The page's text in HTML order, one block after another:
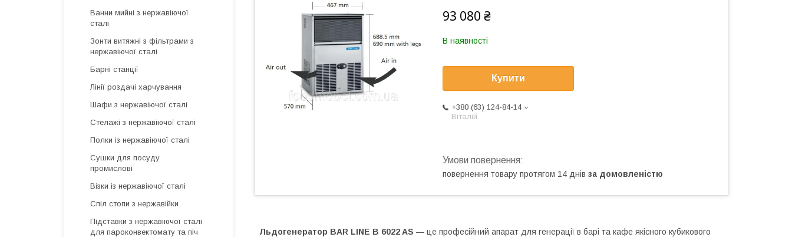
93 080 ₴
В наявності
Купити
+380 (63) 124-84-14
Віталій
повернення товару протягом 14 днів за домовленістю
Льдогенератор BAR LINE B 6022 AS — це професійний апарат для генерації в барі та кафе якісного кубикового
Ванни мийні з нержавіючої
сталі
Зонти витяжні з фільтрами з
нержавіючої сталі
Барні станції
Лінії роздачі харчування
Шафи з нержавіючої сталі
Стелажі з нержавіючої сталі
Полки із нержавіючої сталі
Сушки для посуду
промислові
Візки із нержавіючої сталі
Спіл стопи з нержавійки
Підставки з нержавіючої сталі
для пароконвектомату та піч